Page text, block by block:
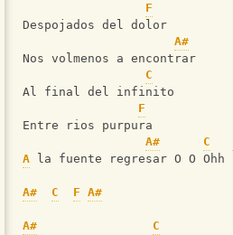
F
Despojados del dolor
A#
Nos volmenos a encontrar
C
Al final del infinito
F
Entre rios purpura
A#
C
A la fuente regresar O O Ohh
A# C F A#
A#
C